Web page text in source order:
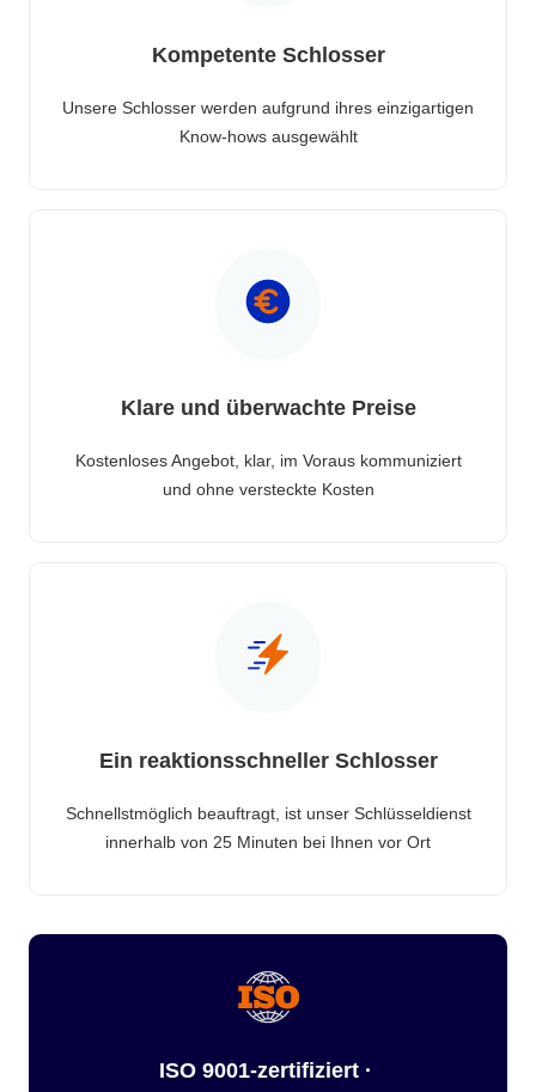
Kompetente Schlosser
Unsere Schlosser werden aufgrund ihres einzigartigen
Know-hows ausgewählt
Klare und überwachte Preise
Kostenloses Angebot, klar, im Voraus kommuniziert
und ohne versteckte Kosten
Ein reaktionsschneller Schlosser
Schnellstmöglich beauftragt, ist unser Schlüsseldienst
innerhalb von 25 Minuten bei Ihnen vor Ort
ISO 9001-zertifiziert ·